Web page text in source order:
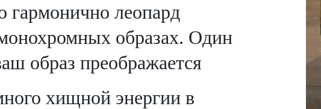
гармонично леопард
образах. Один
образ преображается
хищной энергии в